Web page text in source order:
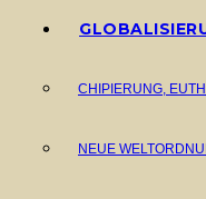
CHIPIERUNG,
NEUE